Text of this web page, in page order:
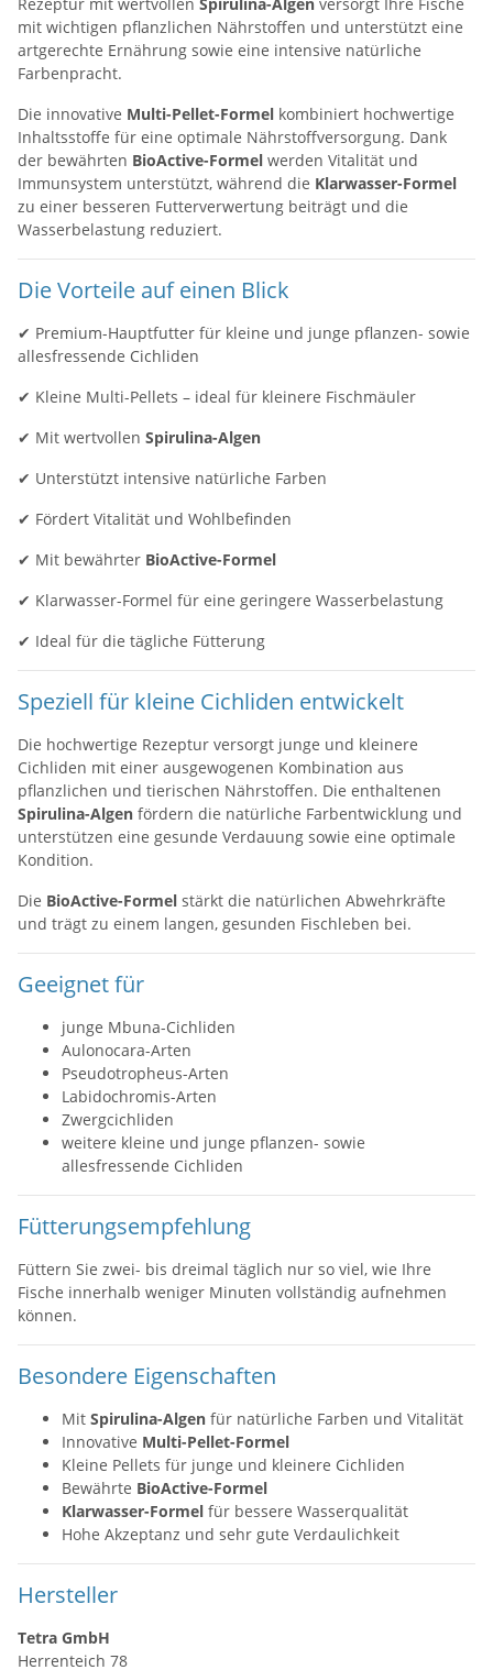
mit wichtigen pflanzlichen Nährstoffen und unterstützt eine
artgerechte Ernährung sowie eine intensive natürliche
Farbenpracht.
Die innovative Multi-Pellet-Formel kombiniert hochwertige
Inhaltsstoffe für eine optimale Nährstoffversorgung. Dank
der bewährten BioActive-Formel werden Vitalität und
Immunsystem unterstützt, während die Klarwasser-Formel
zu einer besseren Futterverwertung beiträgt und die
Wasserbelastung reduziert.
Die Vorteile auf einen Blick
✔ Premium-Hauptfutter für kleine und junge pflanzen- sowie
allesfressende Cichliden
✔ Kleine Multi-Pellets – ideal für kleinere Fischmäuler
✔ Mit wertvollen Spirulina-Algen
✔ Unterstützt intensive natürliche Farben
✔ Fördert Vitalität und Wohlbefinden
✔ Mit bewährter BioActive-Formel
✔ Klarwasser-Formel für eine geringere Wasserbelastung
✔ Ideal für die tägliche Fütterung
Speziell für kleine Cichliden entwickelt
Die hochwertige Rezeptur versorgt junge und kleinere
Cichliden mit einer ausgewogenen Kombination aus
pflanzlichen und tierischen Nährstoffen. Die enthaltenen
Spirulina-Algen fördern die natürliche Farbentwicklung und
unterstützen eine gesunde Verdauung sowie eine optimale
Kondition.
Die BioActive-Formel stärkt die natürlichen Abwehrkräfte
und trägt zu einem langen, gesunden Fischleben bei.
Geeignet für
junge Mbuna-Cichliden
Aulonocara-Arten
Pseudotropheus-Arten
Labidochromis-Arten
Zwergcichliden
weitere kleine und junge pflanzen- sowie
allesfressende Cichliden
Fütterungsempfehlung
Füttern Sie zwei- bis dreimal täglich nur so viel, wie Ihre
Fische innerhalb weniger Minuten vollständig aufnehmen
können.
Besondere Eigenschaften
Mit Spirulina-Algen für natürliche Farben und Vitalität
Innovative Multi-Pellet-Formel
Kleine Pellets für junge und kleinere Cichliden
Bewährte BioActive-Formel
Klarwasser-Formel für bessere Wasserqualität
Hohe Akzeptanz und sehr gute Verdaulichkeit
Hersteller
Tetra GmbH
Herrenteich 78